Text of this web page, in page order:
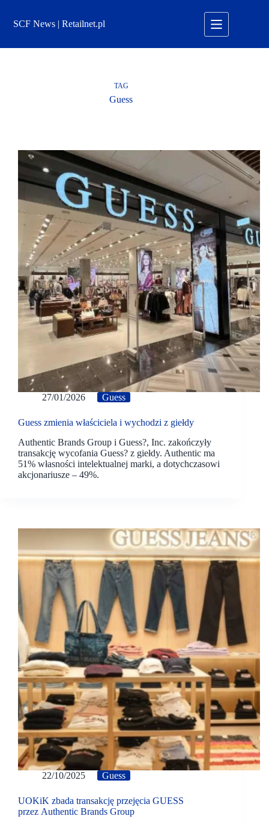
treściSCF News | Retailnet.pl
TAG
Guess
27/01/2026 Guess
Guess zmienia właściciela i wychodzi z giełdy
Authentic Brands Group i Guess?, Inc. zakończyły
transakcję wycofania Guess? z giełdy. Authentic ma
51% własności intelektualnej marki, a dotychczasowi
akcjonariusze – 49%.
22/10/2025 Guess
UOKiK zbada transakcję przejęcia GUESS
przez Authentic Brands Group